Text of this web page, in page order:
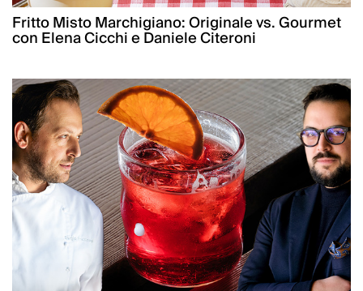
Fritto Misto Marchigiano: Originale vs. Gourmet
con Elena Cicchi e Daniele Citeroni